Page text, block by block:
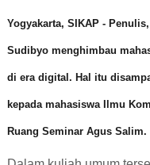
Yogyakarta, SIKAP -
Sudibyo menghimbau
di era digital. Hal itu
kepada mahasiswa Ilmu
Ruang Seminar Agus Salim.